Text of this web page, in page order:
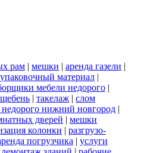
рам | мешки | аренда газели |
упаковочный материал |
мебели недорого |
| такелаж | слом
недорого нижний новгород |
дверей | мешки
колонки | разгрузо-
погрузчика | услуги